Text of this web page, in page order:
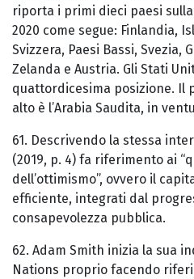
riporta i primi dieci paesi
2020 come segue: Finlandia,
Svizzera, Paesi Bassi, Svezia,
Zelanda e Austria. Gli Stati
quattordicesima posizione. Il
alto è l’Arabia Saudita, in
61. Descrivendo la stessa
(2019, p. 4) fa riferimento ai
dell’ottimismo”, ovvero il
efficiente, integrati dal
consapevolezza pubblica.
62. Adam Smith inizia la sua
Nations proprio facendo